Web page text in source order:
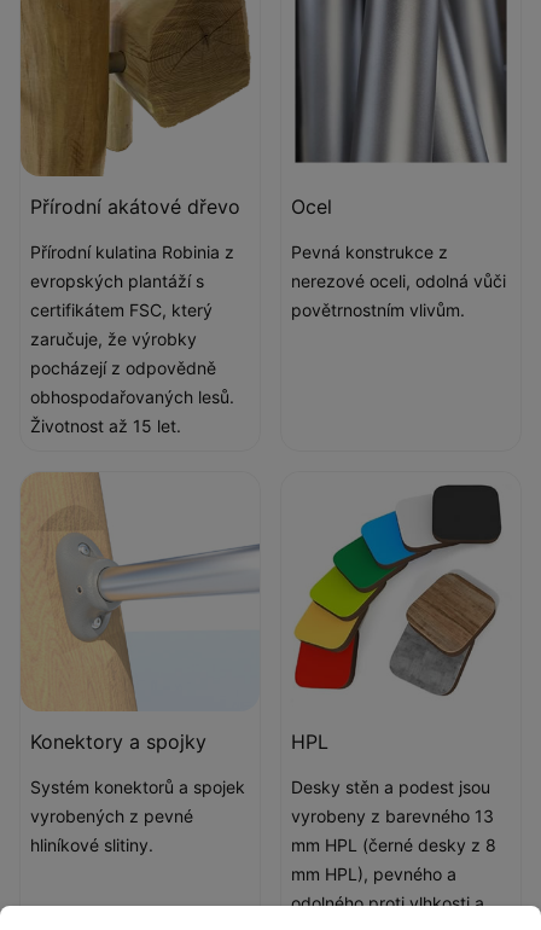
Přírodní akátové dřevo
Přírodní kulatina Robinia z
evropských plantáží s
certifikátem FSC, který
zaručuje, že výrobky
pocházejí z odpovědně
obhospodařovaných lesů.
Životnost až 15 let.
Ocel
Pevná konstrukce z
nerezové oceli, odolná vůči
povětrnostním vlivům.
Konektory a spojky
Systém konektorů a spojek
vyrobených z pevné
hliníkové slitiny.
HPL
Desky stěn a podest jsou
vyrobeny z barevného 13
mm HPL (černé desky z 8
mm HPL), pevného a
odolného proti vlhkosti a